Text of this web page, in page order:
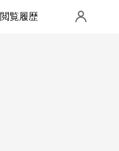
閲覧履歴